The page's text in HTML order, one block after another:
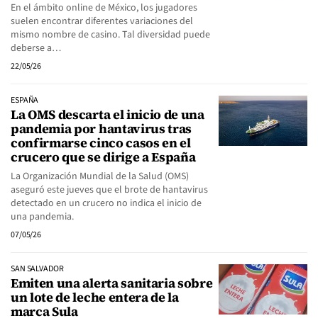
En el ámbito online de México, los jugadores
suelen encontrar diferentes variaciones del
mismo nombre de casino. Tal diversidad puede
deberse a…
22/05/26
ESPAÑA
La OMS descarta el inicio de una
pandemia por hantavirus tras
confirmarse cinco casos en el
crucero que se dirige a España
La Organización Mundial de la Salud (OMS)
aseguró este jueves que el brote de hantavirus
detectado en un crucero no indica el inicio de
una pandemia.
07/05/26
SAN SALVADOR
Emiten una alerta sanitaria sobre
un lote de leche entera de la
marca Sula